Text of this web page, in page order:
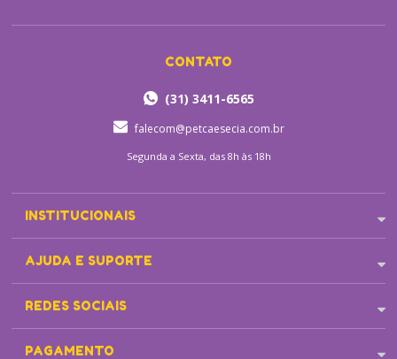
CONTATO
(31) 3411-6565
falecom@petcaesecia.com.br
Segunda a Sexta, das 8h às 18h
INSTITUCIONAIS
AJUDA E SUPORTE
REDES SOCIAIS
PAGAMENTO